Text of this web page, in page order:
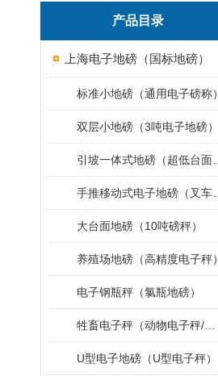
产品目录
上海电子地磅（国标地磅）
标准小地磅（通用电子磅称）
双层小地磅（3吨电子地磅）
大台面地磅（10吨磅秤）
养殖场地磅（高精度电子秤）
电子钢瓶秤（氯瓶地磅）
U型电子地磅（U型电子秤）